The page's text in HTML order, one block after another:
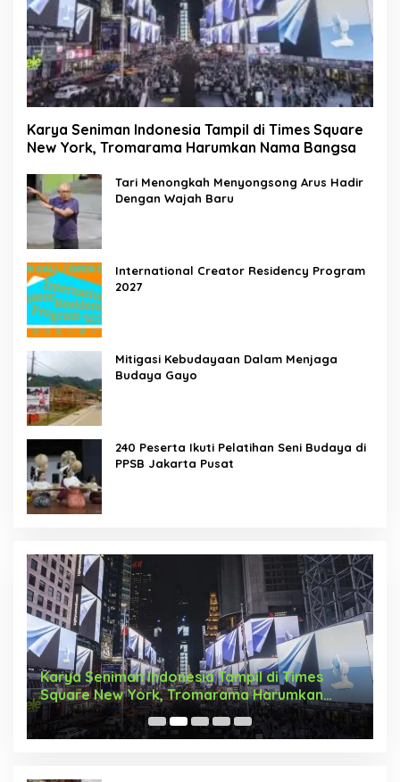
Karya Seniman Indonesia Tampil di Times Square
New York, Tromarama Harumkan Nama Bangsa
Tari Menongkah Menyongsong Arus Hadir
Dengan Wajah Baru
International Creator Residency Program
2027
Mitigasi Kebudayaan Dalam Menjaga
Budaya Gayo
240 Peserta Ikuti Pelatihan Seni Budaya di
PPSB Jakarta Pusat
Karya Seniman Indonesia Tampil di Times
Square New York, Tromarama Harumkan
Nama Bangsa